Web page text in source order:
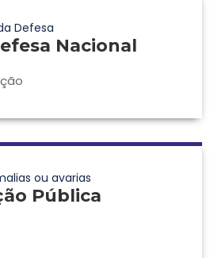
Defesa
Nacional
ou avarias
Pública